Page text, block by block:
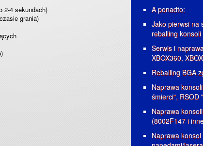
2-4 sekundach)
grania)
A ponadto:
Jako pierwsi na
reballing
Serwis i
XBOX360,
Reballing BGA
Naprawa
śmierci", RSOD
Naprawa
(8002F147 i
Naprawa